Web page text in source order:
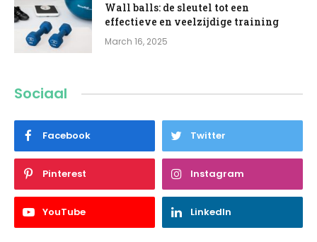
Wall balls: de sleutel tot een
effectieve en veelzijdige training
March 16, 2025
Sociaal
Facebook Twitter
Pinterest Instagram
YouTube LinkedIn